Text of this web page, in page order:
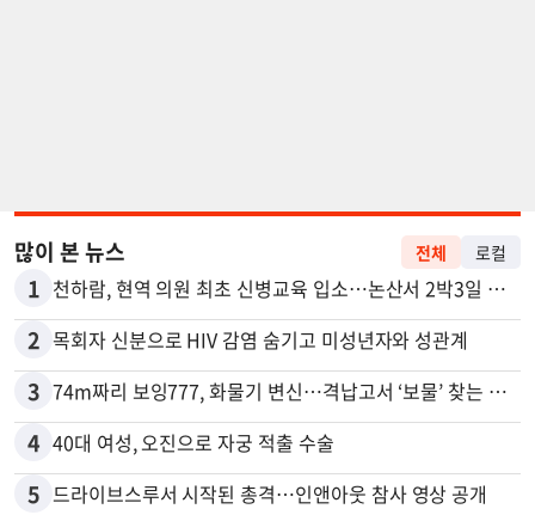
많이 본 뉴스 전체 로컬
1 천하람, 현역 의원 최초 신병교육 입소…논산서 2박3일 생활
2 목회자 신분으로 HIV 감염 숨기고 미성년자와 성관계
3 74m짜리 보잉777, 화물기 변신…격납고서 ‘보물’ 찾는 인천공항
4 40대 여성, 오진으로 자궁 적출 수술
5 드라이브스루서 시작된 총격…인앤아웃 참사 영상 공개